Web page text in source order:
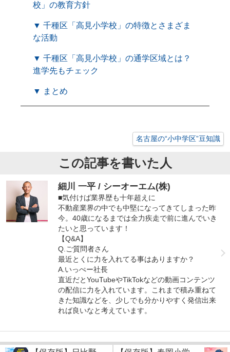
校」の教育方針
▼ 千種区「高見小学校」の特徴とさまざま
な活動
▼ 千種区「高見小学校」の通学区域とは？
進学先もチェック
▼ まとめ
名古屋の“小中学区”豆知識
この記事を書いた人
細川 一平 / シーオーエム(株)
■気付けば業界歴も十年超えに
不動産業界の中でも中堅になってきてしまった昨
今。40歳になるまでは全力疾走で前に進んでいき
たいと思っています！
【Q&A】
Q.ご質問者さん
最近とくに力を入れてる事はありますか？
A.いっぺー社長
直近だとYouTubeやTikTokなどの動画コンテンツ
の配信に力を入れています。これまで積み重ねて
きた知識などを、少しでも分かりやすく発信出来
れば良いなと考えています。